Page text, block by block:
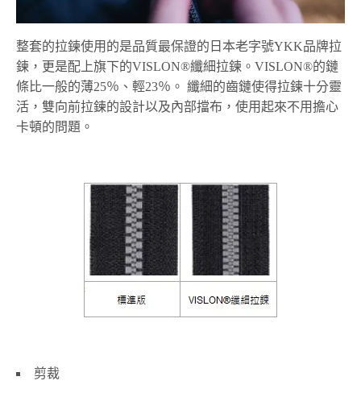
整套的拉鍊使用的是品質最保證的日本老字號YKK品牌拉
鍊，更是配上旗下的VISLON®纖細拉鍊。VISLON®的鏈
條比一般的薄25％、輕23％。 纖細的齒鏈使得拉鍊十分靈
活，雙向前拉鍊的設計以及內部擋布，使用起來不用擔心
卡頓的問題。
剪裁